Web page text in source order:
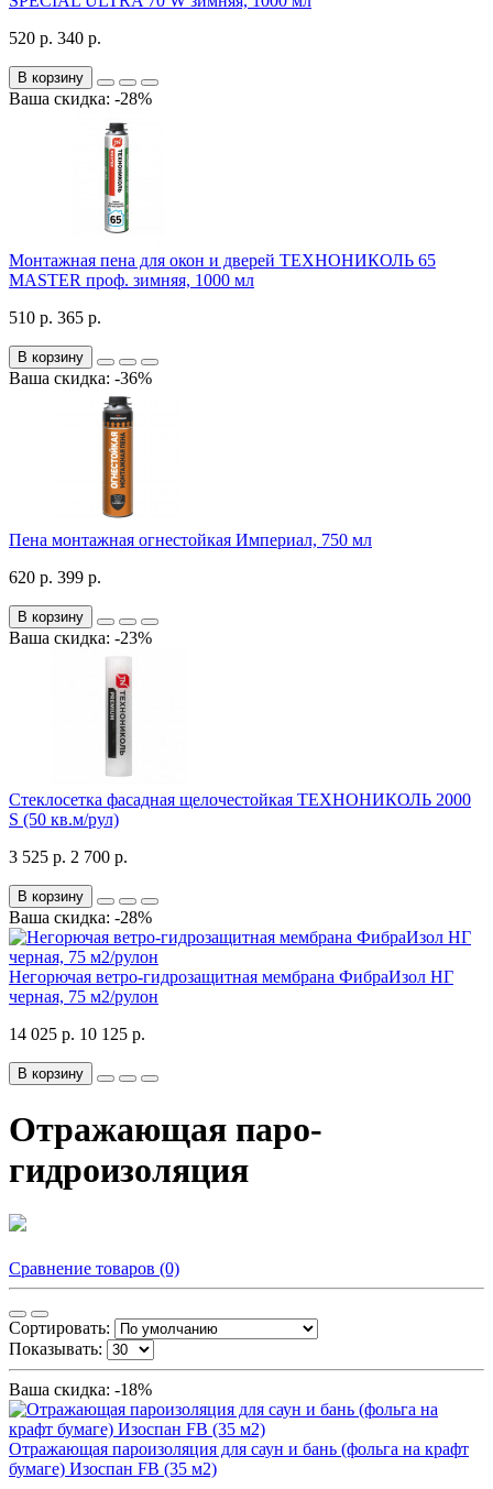
520 р. 340 р.
В корзину
Ваша скидка: -28%
Монтажная пена для окон и дверей ТЕХНОНИКОЛЬ 65
MASTER проф. зимняя, 1000 мл
510 р. 365 р.
В корзину
Ваша скидка: -36%
Пена монтажная огнестойкая Империал, 750 мл
620 р. 399 р.
В корзину
Ваша скидка: -23%
Стеклосетка фасадная щелочестойкая ТЕХНОНИКОЛЬ 2000
S (50 кв.м/рул)
3 525 р. 2 700 р.
В корзину
Ваша скидка: -28%
Негорючая ветро-гидрозащитная мембрана ФибраИзол НГ
черная, 75 м2/рулон
14 025 р. 10 125 р.
В корзину
Отражающая паро-
гидроизоляция
Сравнение товаров (0)
Сортировать:
Показывать:
Ваша скидка: -18%
Отражающая пароизоляция для саун и бань (фольга на крафт
бумаге) Изоспан FB (35 м2)